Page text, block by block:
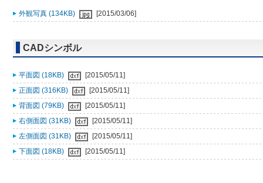
外観写真 (134KB) [2015/03/06]
CADシンボル
平面図 (18KB)
[2015/05/11]
正面図 (316KB)
[2015/05/11]
背面図 (79KB)
[2015/05/11]
右側面図 (31KB)
[2015/05/11]
左側面図 (31KB)
[2015/05/11]
下面図 (18KB)
[2015/05/11]